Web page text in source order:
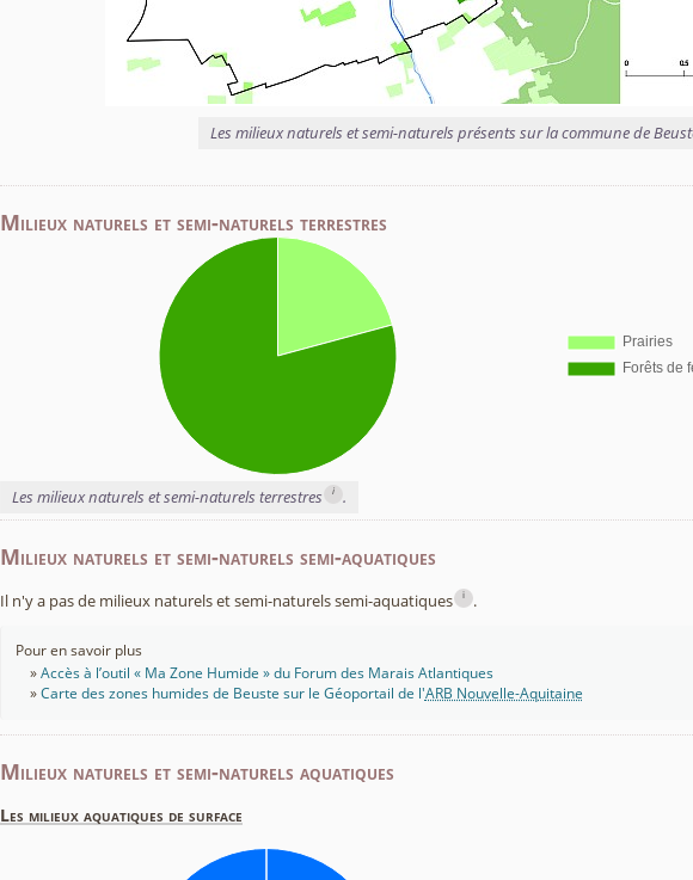
Les milieux naturels et semi-naturels présents sur la commune de
Milieux naturels et semi-naturels terrestres
Les milieux naturels et semi-naturels terrestres i .
Milieux naturels et semi-naturels semi-aquatiques
Il n'y a pas de milieux naturels et semi-naturels semi-aquatiques i .
Pour en savoir plus
Accès à l’outil « Ma Zone Humide » du Forum des Marais Atlantiques
Carte des zones humides de Beuste sur le Géoportail de l'ARB Nouvelle-Aquitaine
Milieux naturels et semi-naturels aquatiques
Les milieux aquatiques de surface